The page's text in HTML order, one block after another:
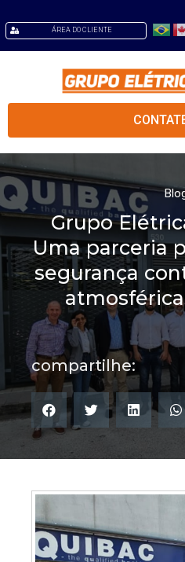
ÁREA DO CLIENTE
Grupo
Uma parceria
segurança
compartilhe: